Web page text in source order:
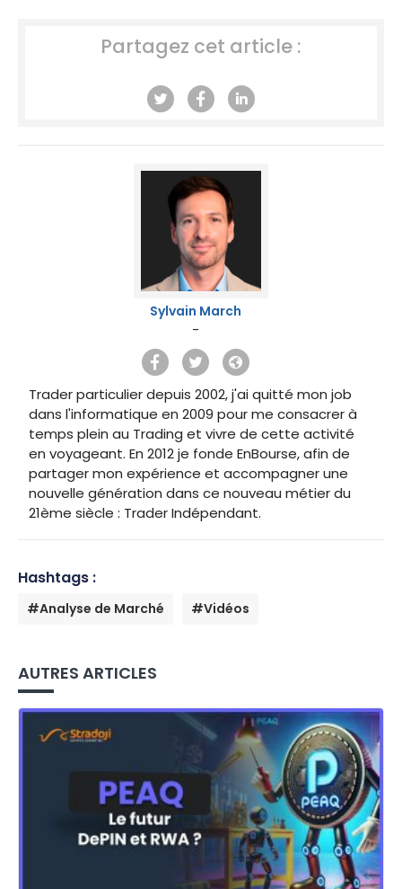
Partagez cet article :
Sylvain March
-
Trader particulier depuis 2002, j'ai quitté mon job
dans l'informatique en 2009 pour me consacrer à
temps plein au Trading et vivre de cette activité
en voyageant. En 2012 je fonde EnBourse, afin de
partager mon expérience et accompagner une
nouvelle génération dans ce nouveau métier du
21ème siècle : Trader Indépendant.
Hashtags :
#Analyse de Marché #Vidéos
AUTRES ARTICLES